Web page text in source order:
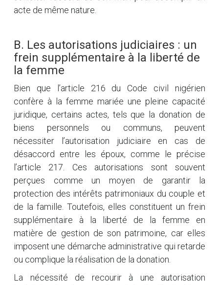
acte de même nature.
B. Les autorisations judiciaires : un
frein supplémentaire à la liberté de
la femme
Bien que l’article 216 du Code civil nigérien
confère à la femme mariée une pleine capacité
juridique, certains actes, tels que la donation de
biens personnels ou communs, peuvent
nécessiter l’autorisation judiciaire en cas de
désaccord entre les époux, comme le précise
l’article 217. Ces autorisations sont souvent
perçues comme un moyen de garantir la
protection des intérêts patrimoniaux du couple et
de la famille. Toutefois, elles constituent un frein
supplémentaire à la liberté de la femme en
matière de gestion de son patrimoine, car elles
imposent une démarche administrative qui retarde
ou complique la réalisation de la donation.
La nécessité de recourir à une autorisation